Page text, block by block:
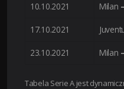
10.10.2021 Milan –
17.10.2021
23.10.2021 Milan –
Tabela Serie A jest